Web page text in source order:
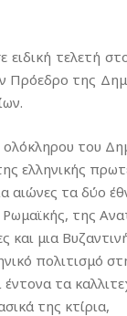
τελετή
Πρόεδρο της
του
ελληνικής
αιώνες τα δύο
της
και μια
πολιτισμό
τα
της κτίρια,